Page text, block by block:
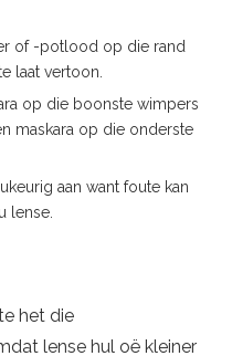
of -potlood op die rand
laat vertoon.
op die boonste wimpers
maskara op die onderste
aan want foute kan
lense.
het die
lense hul oë kleiner